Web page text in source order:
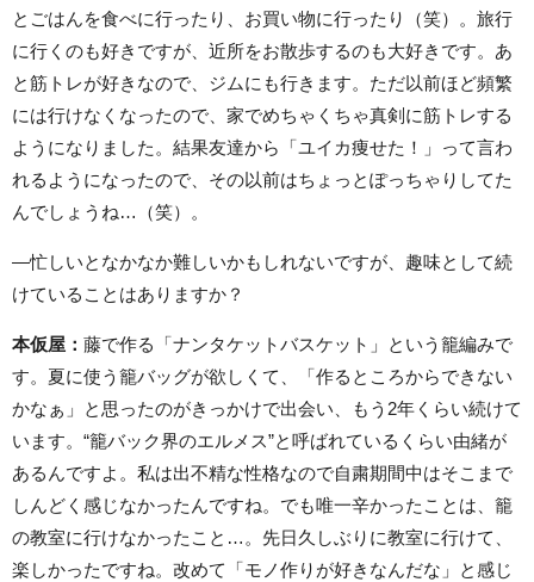
とごはんを食べに行ったり、お買い物に行ったり（笑）。旅行
に行くのも好きですが、近所をお散歩するのも大好きです。あ
と筋トレが好きなので、ジムにも行きます。ただ以前ほど頻繁
には行けなくなったので、家でめちゃくちゃ真剣に筋トレする
ようになりました。結果友達から「ユイカ痩せた！」って言わ
れるようになったので、その以前はちょっとぽっちゃりしてた
んでしょうね…（笑）。
―忙しいとなかなか難しいかもしれないですが、趣味として続
けていることはありますか？
本仮屋： 藤で作る「ナンタケットバスケット」という籠編みで
す。夏に使う籠バッグが欲しくて、「作るところからできない
かなぁ」と思ったのがきっかけで出会い、もう2年くらい続けて
います。“籠バック界のエルメス”と呼ばれているくらい由緒が
あるんですよ。私は出不精な性格なので自粛期間中はそこまで
しんどく感じなかったんですね。でも唯一辛かったことは、籠
の教室に行けなかったこと…。先日久しぶりに教室に行けて、
楽しかったですね。改めて「モノ作りが好きなんだな」と感じ